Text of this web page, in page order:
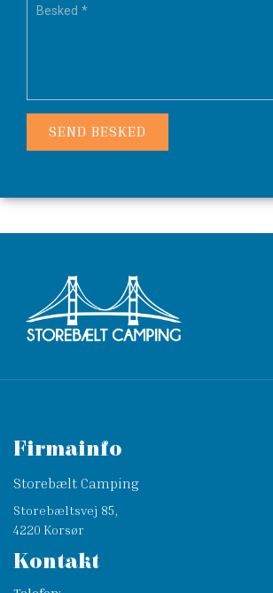
Firmainfo
Storebælt Camping
Storebæltsvej 85,
4220 Korsør
Kontakt